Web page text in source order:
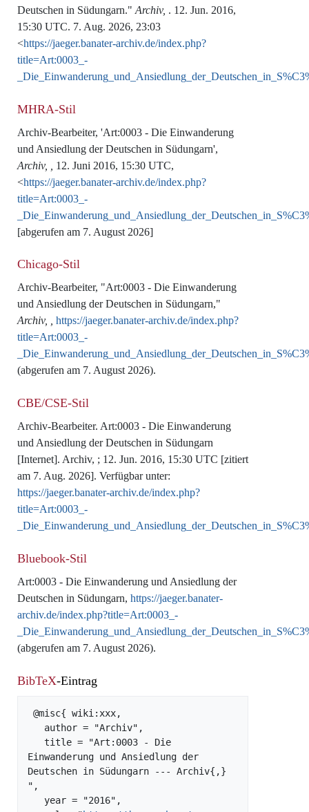
Deutschen in Südungarn." Archiv, . 12. Jun. 2016,
15:30 UTC. 7. Aug. 2026, 23:03
<https://jaeger.banater-archiv.de/index.php?
title=Art:0003_-
MHRA-Stil
Archiv-Bearbeiter, 'Art:0003 - Die Einwanderung
und Ansiedlung der Deutschen in Südungarn',
Archiv, ,
12. Juni 2016, 15:30 UTC,
<https://jaeger.banater-archiv.de/index.php?
title=Art:0003_-
[abgerufen am 7. August 2026]
Chicago-Stil
Archiv-Bearbeiter, "Art:0003 - Die Einwanderung
und Ansiedlung der Deutschen in Südungarn,"
Archiv, ,
https://jaeger.banater-archiv.de/index.php?
title=Art:0003_-
(abgerufen am 7. August 2026).
CBE/CSE-Stil
Archiv-Bearbeiter. Art:0003 - Die Einwanderung
und Ansiedlung der Deutschen in Südungarn
[Internet]. Archiv, ; 12. Jun. 2016, 15:30 UTC [zitiert
am 7. Aug. 2026]. Verfügbar unter:
https://jaeger.banater-archiv.de/index.php?
title=Art:0003_-
Bluebook-Stil
Art:0003 - Die Einwanderung und Ansiedlung der
Deutschen in Südungarn, https://jaeger.banater-
archiv.de/index.php?title=Art:0003_-
(abgerufen am 7. August 2026).
BibTeX-Eintrag
Einwanderung und Ansiedlung der
Deutschen in Südungarn --- Archiv{,}
",